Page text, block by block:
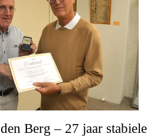
Berg – 27 jaar stabiele